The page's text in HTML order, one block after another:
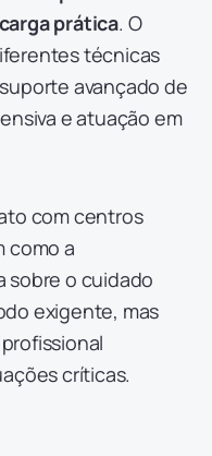
prática. O
técnicas
avançado de
e atuação em
com centros
como a
sobre o cuidado
exigente, mas
críticas.